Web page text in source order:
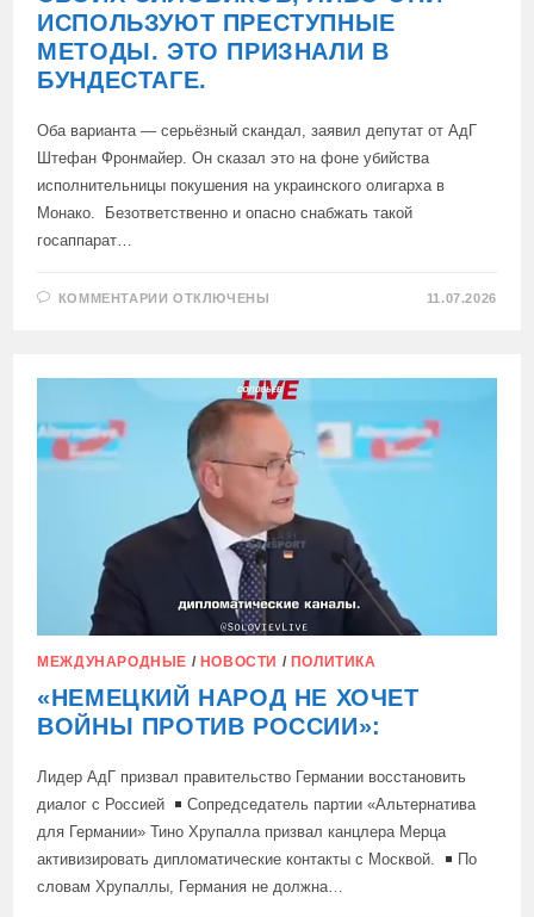
ИСПОЛЬЗУЮТ ПРЕСТУПНЫЕ
МЕТОДЫ. ЭТО ПРИЗНАЛИ В
БУНДЕСТАГЕ.
Оба варианта — серьёзный скандал, заявил депутат от АдГ
Штефан Фронмайер. Он сказал это на фоне убийства
исполнительницы покушения на украинского олигарха в
Монако. Безответственно и опасно снабжать такой
госаппарат…
КОММЕНТАРИИ К
КОНТРОЛИРУЕТ
СИЛОВИКОВ,
ЛИБО
ОНИ
ИСПОЛЬЗУЮТ
ПРЕСТУПНЫЕ
МЕТОДЫ.
ЭТО
ПРИЗНАЛИ
В
БУНДЕСТАГЕ.
ОТКЛЮЧЕНЫ 11.07.2026
МЕЖДУНАРОДНЫЕ / НОВОСТИ / ПОЛИТИКА
«НЕМЕЦКИЙ НАРОД НЕ ХОЧЕТ
ВОЙНЫ ПРОТИВ РОССИИ»:
Лидер АдГ призвал правительство Германии восстановить
диалог с Россией
Сопредседатель партии «Альтернатива
для Германии» Тино Хрупалла призвал канцлера Мерца
активизировать дипломатические контакты с Москвой.
По
словам Хрупаллы, Германия не должна…